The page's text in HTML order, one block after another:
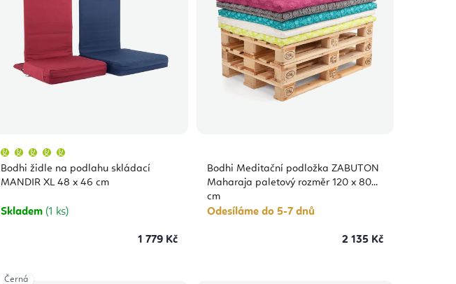
Bodhi židle na podlahu skládací
MANDIR XL 48 x 46 cm
produktu
je
5,0
hvězdiček.
Skladem (1 ks)
1 779 Kč
Bodhi Meditační podložka ZABUTON
Maharaja paletový rozměr 120 x 80
cm
Odesíláme do 5-7 dnů
2 135 Kč
Light Taupe
Černá